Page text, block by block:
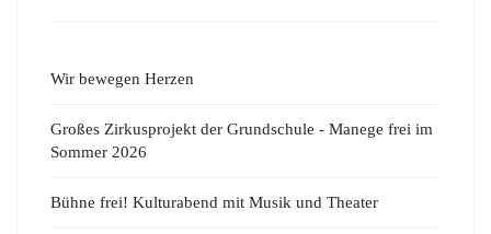
Wir bewegen Herzen
Großes Zirkusprojekt der Grundschule - Manege frei im
Sommer 2026
Bühne frei! Kulturabend mit Musik und Theater